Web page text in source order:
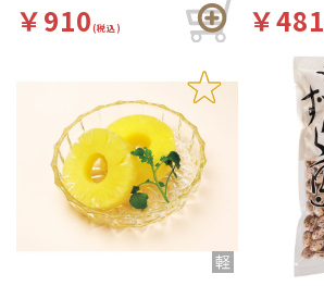
￥910(税込) ￥481